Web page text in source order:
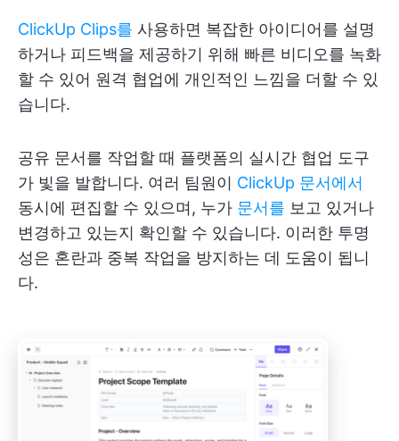
ClickUp Clips를 사용하면 복잡한 아이디어를 설명
하거나 피드백을 제공하기 위해 빠른 비디오를 녹화
할 수 있어 원격 협업에 개인적인 느낌을 더할 수 있
습니다.
공유 문서를 작업할 때 플랫폼의 실시간 협업 도구
가 빛을 발합니다. 여러 팀원이 ClickUp 문서에서
동시에 편집할 수 있으며, 누가 문서를 보고 있거나
변경하고 있는지 확인할 수 있습니다. 이러한 투명
성은 혼란과 중복 작업을 방지하는 데 도움이 됩니
다.